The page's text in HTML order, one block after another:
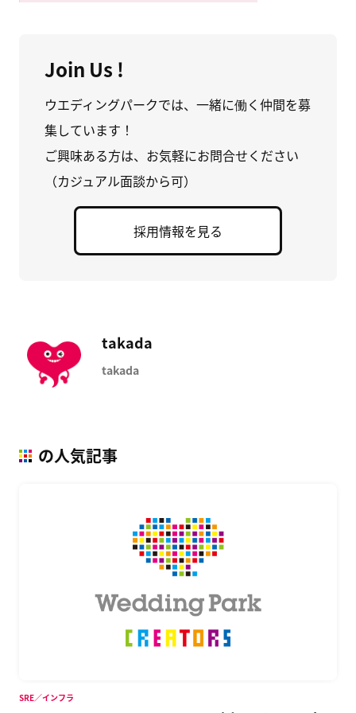
Join Us !
ウエディングパークでは、一緒に働く仲間を募
集しています！
ご興味ある方は、お気軽にお問合せください
（カジュアル面談から可）
採用情報を見る
takada
takada
の人気記事
SRE／インフラ